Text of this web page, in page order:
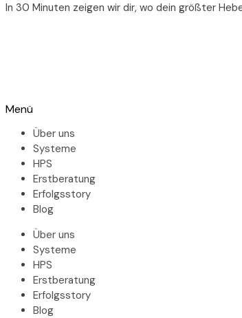
In 30 Minuten zeigen wir dir, wo dein größter
Menü
Über uns
Systeme
HPS
Erstberatung
Erfolgsstory
Blog
Über uns
Systeme
HPS
Erstberatung
Erfolgsstory
Blog